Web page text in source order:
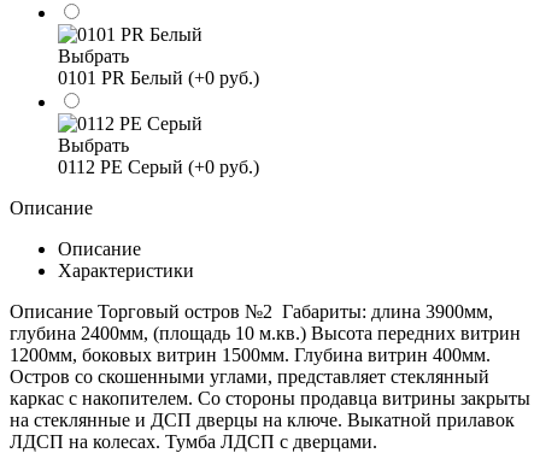
Выбрать
0101 PR Белый (+0 руб.)
Выбрать
0112 PE Серый (+0 руб.)
Описание
Описание
Характеристики
Описание Торговый остров №2 Габариты: длина 3900мм,
глубина 2400мм, (площадь 10 м.кв.) Высота передних витрин
1200мм, боковых витрин 1500мм. Глубина витрин 400мм.
Остров со скошенными углами, представляет стеклянный
каркас с накопителем. Со стороны продавца витрины закрыты
на стеклянные и ДСП дверцы на ключе. Выкатной прилавок
ЛДСП на колесах. Тумба ЛДСП с дверцами.